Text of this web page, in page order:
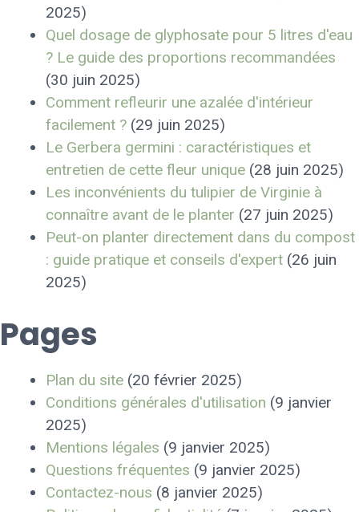
2025)
Quel dosage de glyphosate pour 5 litres d'eau
? Le guide des proportions recommandées
(30 juin 2025)
Comment refleurir une azalée d'intérieur
facilement ? (29 juin 2025)
Le Gerbera germini : caractéristiques et
entretien de cette fleur unique (28 juin 2025)
Les inconvénients du tulipier de Virginie à
connaître avant de le planter (27 juin 2025)
Peut-on planter directement dans du compost
: guide pratique et conseils d'expert (26 juin
2025)
Pages
Plan du site (20 février 2025)
Conditions générales d'utilisation (9 janvier
2025)
Mentions légales (9 janvier 2025)
Questions fréquentes (9 janvier 2025)
Contactez-nous (8 janvier 2025)